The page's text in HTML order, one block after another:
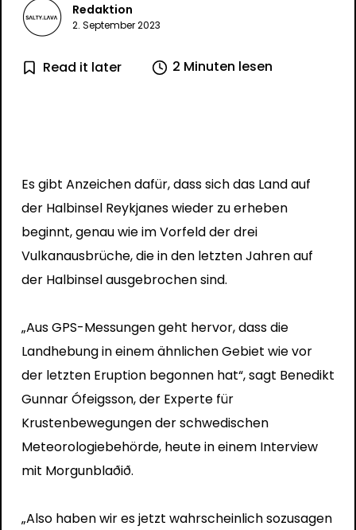
Redaktion
2. September 2023
Read it later 2 Minuten lesen
Es gibt Anzeichen dafür, dass sich das Land auf
der Halbinsel Reykjanes wieder zu erheben
beginnt, genau wie im Vorfeld der drei
Vulkanausbrüche, die in den letzten Jahren auf
der Halbinsel ausgebrochen sind.
„Aus GPS-Messungen geht hervor, dass die
Landhebung in einem ähnlichen Gebiet wie vor
der letzten Eruption begonnen hat“, sagt Benedikt
Gunnar Ófeigsson, der Experte für
Krustenbewegungen der schwedischen
Meteorologiebehörde, heute in einem Interview
mit Morgunblaðið.
„Also haben wir es jetzt wahrscheinlich sozusagen